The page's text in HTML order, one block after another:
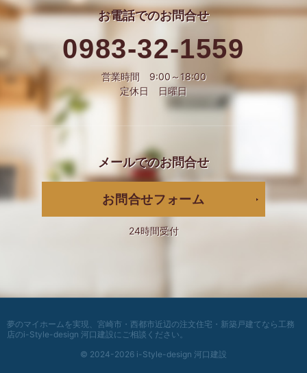
お電話でのお問合せ
0983-32-1559
営業時間 9:00～18:00
定休日 日曜日
メールでのお問合せ
お問合せフォーム
24時間受付
© 2024-2026 i-Style-design 河口建設
夢のマイホームを実現、 宮崎市・西都市近辺の注文住宅・新築戸建てなら工務
店のi-Style-design 河口建設 にご相談ください。